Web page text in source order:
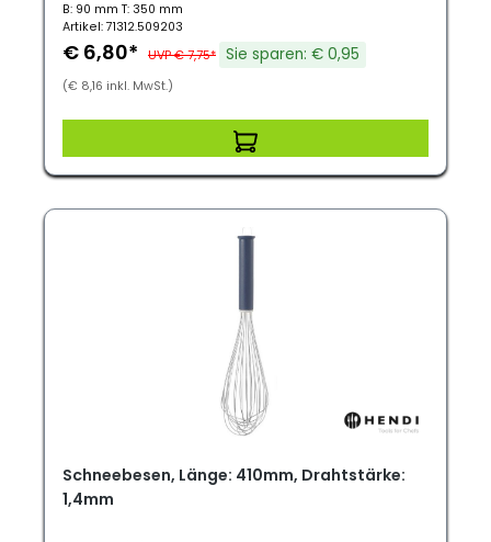
B: 90 mm T: 350 mm
Artikel: 71312.509203
€ 6,80* UVP € 7,75* Sie sparen: € 0,95
(€ 8,16 inkl. MwSt.)
Schneebesen, Länge: 410mm, Drahtstärke:
1,4mm